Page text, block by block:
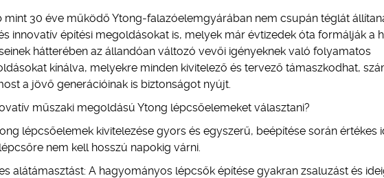
30 éve működő Ytong-falazóelemgyárában nem csupán téglát
innovatív építési megoldásokat is, melyek már évtizedek óta formálják a
hátterében az állandóan változó vevői igényeknek való folyamatos
kínálva, melyekre minden kivitelező és tervező támaszkodhat,
a jövő generációinak is biztonságot nyújt.
műszaki megoldású Ytong lépcsőelemeket választani?
lépcsőelemek kivitelezése gyors és egyszerű, beépítése során értékes
nem kell hosszú napokig várni.
alátámasztást: A hagyományos lépcsők építése gyakran zsaluzást és